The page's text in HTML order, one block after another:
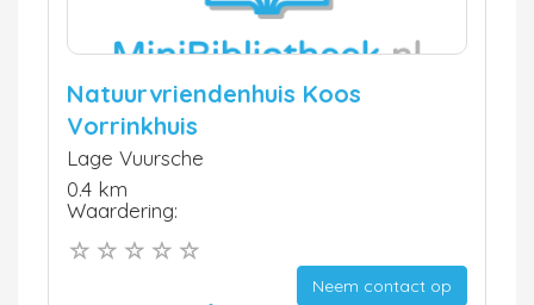
Natuurvriendenhuis Koos
Vorrinkhuis
Lage Vuursche
0.4 km
Waardering:
Neem contact op